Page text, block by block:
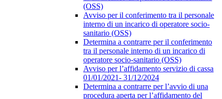
(OSS)
Avviso per il conferimento tra il personale
interno di un incarico di operatore socio-
sanitario (OSS)
Determina a contrarre per il conferimento
tra il personale interno di un incarico di
operatore socio-sanitario (OSS)
Avviso per l’affidamento servizio di cassa
01/01/2021- 31/12/2024
Determina a contrarre per l’avvio di una
procedura aperta per l’affidamento del